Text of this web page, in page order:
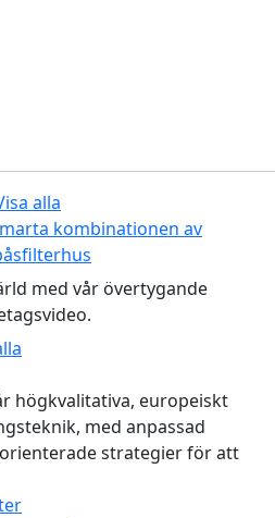
alla
kombinationen av
med vår övertygande
högkvalitativa, europeiskt
med anpassad
strategier för att